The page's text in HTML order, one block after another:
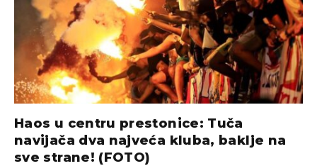
Haos u centru prestonice: Tuča
navijača dva najveća kluba, baklje na
sve strane! (FOTO)